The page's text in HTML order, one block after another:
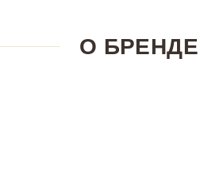
О БРЕНДЕ